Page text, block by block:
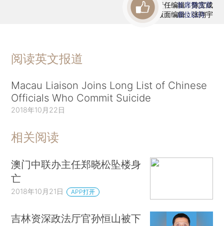
责任编辑：陈宝成
版面编辑：张翔宇
首席赞赏官
虚位以待
阅读英文报道
Macau Liaison Joins Long List of Chinese
Officials Who Commit Suicide
2018年10月22日
相关阅读
澳门中联办主任郑晓松坠楼身
亡
2018年10月21日 APP打开
吉林资深政法厅官孙恒山被下